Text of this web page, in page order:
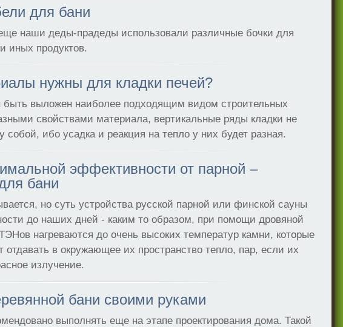
для бани
наши деды-прадеды использовали различные бочки для
иных продуктов.
нужны для кладки печей?
выложен наиболее подходящим видом строительных
свойствами материала, вертикальные ряды кладки не
собой, ибо усадка и реакция на тепло у них будет разная.
эффективности от парной –
бани
но суть устройства русской парной или финской сауны
до наших дней - каким то образом, при помощи дровяной
нагреваются до очень высоких температур камни, которые
в окружающее их пространство тепло, пар, если их
излучение.
бани своими руками
выполнять еще на этапе проектирования дома. Такой